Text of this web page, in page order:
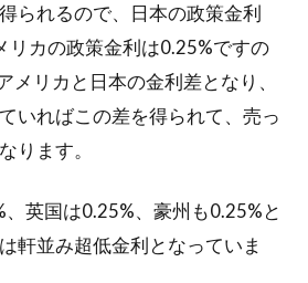
られるので、日本の政策金利
リカの政策金利は0.25%ですの
メリカと日本の金利差となり、
いればこの差を得られて、売っ
ります。
英国は0.25%、豪州も0.25%と
軒並み超低金利となっていま